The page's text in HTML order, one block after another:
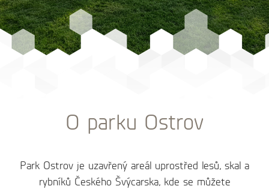
O parku Ostrov
Park Ostrov je uzavřený areál uprostřed lesů, skal a
rybníků Českého Švýcarska, kde se můžete